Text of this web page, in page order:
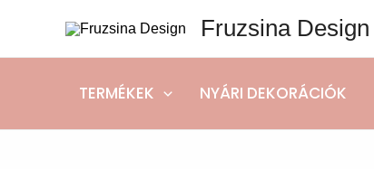
content
Fruzsina Design
TERMÉKEK NYÁRI DEKORÁCIÓK